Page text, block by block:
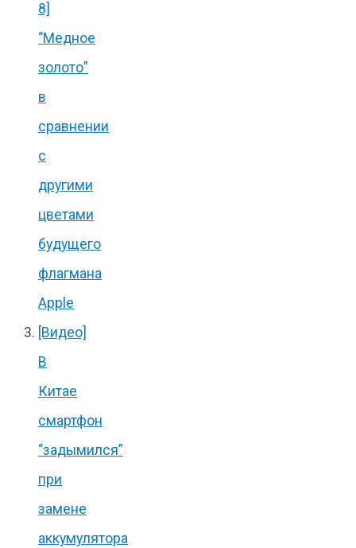
8]
“Медное
золото”
в
сравнении
с
другими
цветами
будущего
флагмана
Apple
[Видео]
В
Китае
смартфон
“задымился”
при
замене
аккумулятора